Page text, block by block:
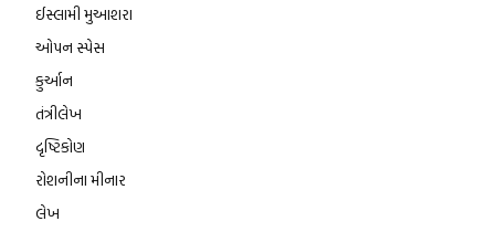
ઈસ્લામી મુઆશરા
ઓપન સ્પેસ
કુર્આન
તંત્રીલેખ
દૃષ્ટિકોણ
રોશનીના મીનાર
લેખ